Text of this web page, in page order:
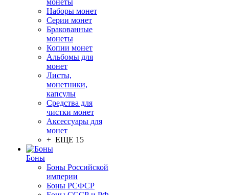
монеты
Наборы монет
Серии монет
Бракованные
монеты
Копии монет
Альбомы для
монет
Листы,
монетники,
капсулы
Средства для
чистки монет
Аксессуары для
монет
+ ЕЩЕ 15
Боны
Боны Российской
империи
Боны РСФСР